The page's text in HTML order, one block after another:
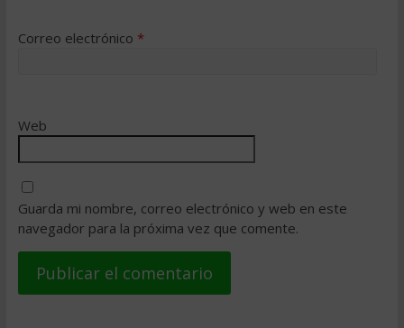
Correo electrónico *
Web
Guarda mi nombre, correo electrónico y web en este
navegador para la próxima vez que comente.